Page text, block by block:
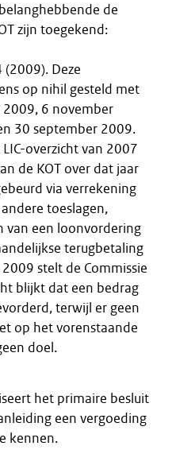
de
zijn toegekend:
Deze
op nihil gesteld met
2009, 6 november
30 september 2009.
overzicht van 2007
de KOT over dat jaar
via verrekening
toeslagen,
van een loonvordering
terugbetaling
stelt de Commissie
blijkt dat een bedrag
terwijl er geen
op het vorenstaande
doel.
het primaire besluit
een vergoeding
kennen.